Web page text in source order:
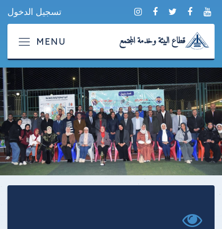
تسجيل الدخول
قطاع البيئة وخدمة المجتمع